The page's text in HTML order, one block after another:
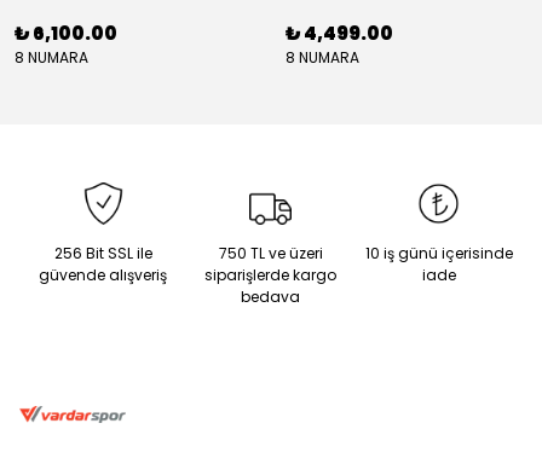
₺ 6,100.00
8 NUMARA
₺ 4,499.00
8 NUMARA
256 Bit SSL ile
güvende alışveriş
750 TL ve üzeri
siparişlerde kargo
bedava
10 iş günü içerisinde
iade